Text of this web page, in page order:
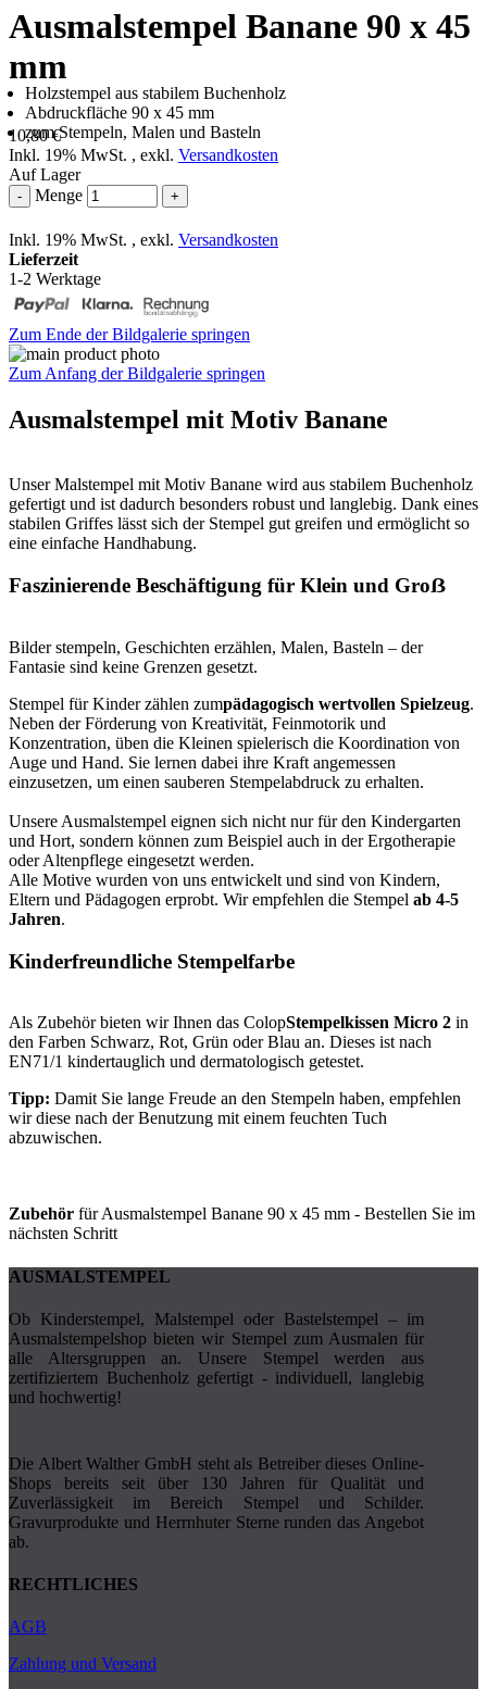
Ausmalstempel Banane 90 x 45
mm
Holzstempel aus stabilem Buchenholz
Abdruckfläche 90 x 45 mm
zum Stempeln, Malen und Basteln
10,80 €
Inkl. 19% MwSt. , exkl. Versandkosten
Auf Lager
- Menge +
Inkl. 19% MwSt. , exkl. Versandkosten
Lieferzeit
1-2 Werktage
Zum Ende der Bildgalerie springen
Zum Anfang der Bildgalerie springen
Ausmalstempel mit Motiv Banane
Unser Malstempel mit Motiv Banane wird aus stabilem Buchenholz
gefertigt und ist dadurch besonders robust und langlebig. Dank eines
stabilen Griffes lässt sich der Stempel gut greifen und ermöglicht so
eine einfache Handhabung.
Faszinierende Beschäftigung für Klein und Groẞ
Bilder stempeln, Geschichten erzählen, Malen, Basteln – der
Fantasie sind keine Grenzen gesetzt.
Stempel für Kinder zählen zumpädagogisch wertvollen Spielzeug.
Neben der Förderung von Kreativität, Feinmotorik und
Konzentration, üben die Kleinen spielerisch die Koordination von
Auge und Hand. Sie lernen dabei ihre Kraft angemessen
einzusetzen, um einen sauberen Stempelabdruck zu erhalten.
Unsere Ausmalstempel eignen sich nicht nur für den Kindergarten
und Hort, sondern können zum Beispiel auch in der Ergotherapie
oder Altenpflege eingesetzt werden.
Alle Motive wurden von uns entwickelt und sind von Kindern,
Eltern und Pädagogen erprobt. Wir empfehlen die Stempel ab 4-5
Jahren.
Kinderfreundliche Stempelfarbe
Als Zubehör bieten wir Ihnen das ColopStempelkissen Micro 2 in
den Farben Schwarz, Rot, Grün oder Blau an. Dieses ist nach
EN71/1 kindertauglich und dermatologisch getestet.
Tipp: Damit Sie lange Freude an den Stempeln haben, empfehlen
wir diese nach der Benutzung mit einem feuchten Tuch
abzuwischen.
Zubehör für Ausmalstempel Banane 90 x 45 mm - Bestellen Sie im
nächsten Schritt
AUSMALSTEMPEL
Ob Kinderstempel, Malstempel oder Bastelstempel – im
Ausmalstempelshop bieten wir Stempel zum Ausmalen für
alle Altersgruppen an. Unsere Stempel werden aus
zertifiziertem Buchenholz gefertigt - individuell, langlebig
und hochwertig!
Die Albert Walther GmbH steht als Betreiber dieses Online-
Shops bereits seit über 130 Jahren für Qualität und
Zuverlässigkeit im Bereich Stempel und Schilder.
Gravurprodukte und Herrnhuter Ster­­ne runden das Angebot
ab.
RECHTLICHES
AGB
Zahlung und Versand